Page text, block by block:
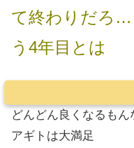
て終わりだろ…
う4年目とは
どんどん良くなるも
アギトは大満足